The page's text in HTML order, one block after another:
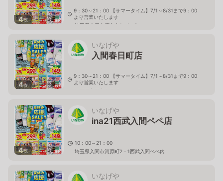
4枚
9：30～21：00 【サマータイム】7/1～8/31まで9：00
より営業いたします
埼玉県上尾市原市中1－1－8
4枚
いなげや
入間春日町店
9：30～21：00 【サマータイム】7/1～8/31まで9：00
より営業いたします
埼玉県入間市春日町1－4－15
4枚
いなげや
ina21西武入間ペペ店
10：00～21：00
埼玉県入間市河原町2－1西武入間ペペ内
いなげや